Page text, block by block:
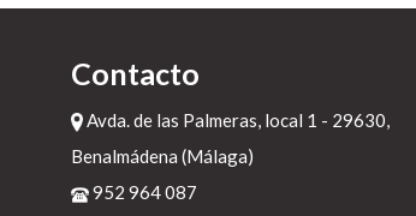
Contacto
Avda. de las Palmeras, local 1 - 29630,
Benalmádena (Málaga)
952 964 087